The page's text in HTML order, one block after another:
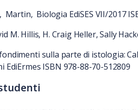
Biologia EdiSES VII/2017
M. Hillis, H. Craig Heller, Sally
sulla parte di istologia:
EdiErmes ISBN 978-88-70-512809